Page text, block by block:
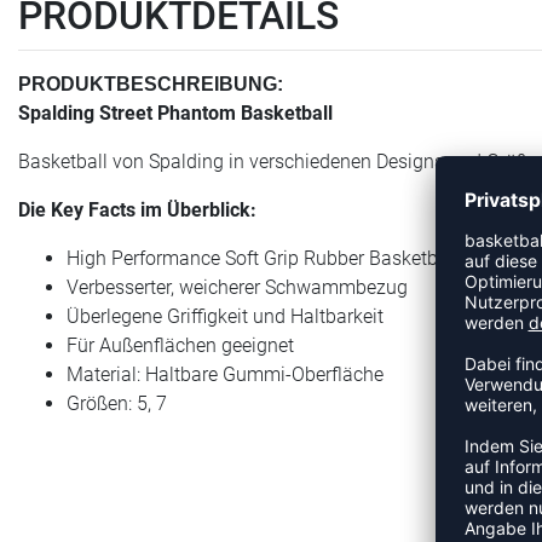
PRODUKTDETAILS
PRODUKTBESCHREIBUNG:
Spalding Street Phantom Basketball
Basketball von Spalding in verschiedenen Designs und
Die Key Facts im Überblick:
High Performance Soft Grip Rubber Basketball
Verbesserter, weicherer Schwammbezug
Überlegene Griffigkeit und Haltbarkeit
Für Außenflächen geeignet
Material: Haltbare Gummi-Oberfläche
Größen: 5, 7